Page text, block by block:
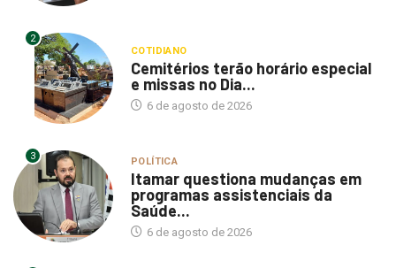
2
COTIDIANO
Cemitérios terão horário especial
e missas no Dia...
6 de agosto de 2026
3 POLÍTICA
Itamar questiona mudanças em
programas assistenciais da
Saúde...
6 de agosto de 2026